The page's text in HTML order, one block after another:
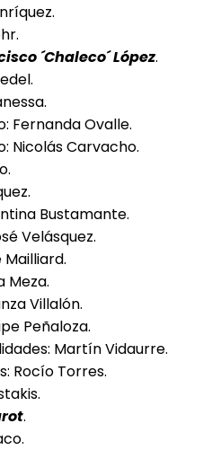
´Chaleco´ López.
Fernanda Ovalle.
Nicolás Carvacho.
Bustamante.
Velásquez.
Meza.
Villalón.
Peñaloza.
Martín Vidaurre.
Rocío Torres.
.